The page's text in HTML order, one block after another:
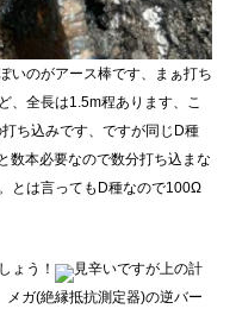
いのがアース棒です、まぁ打ち
、全長は1.5m程あります、こ
ち込みです、ですが同じD種
数本必要なので数分打ち込まな
とは言ってもD種なので100Ω
ょう！
見辛いですが上の計
ガ(絶縁抵抗測定器)の逆バー